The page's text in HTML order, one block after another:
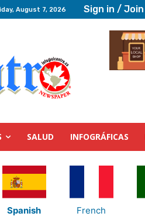
August 7, 2026 Sign in / Join
SALUD INFOGRÁFICAS
Spanish French